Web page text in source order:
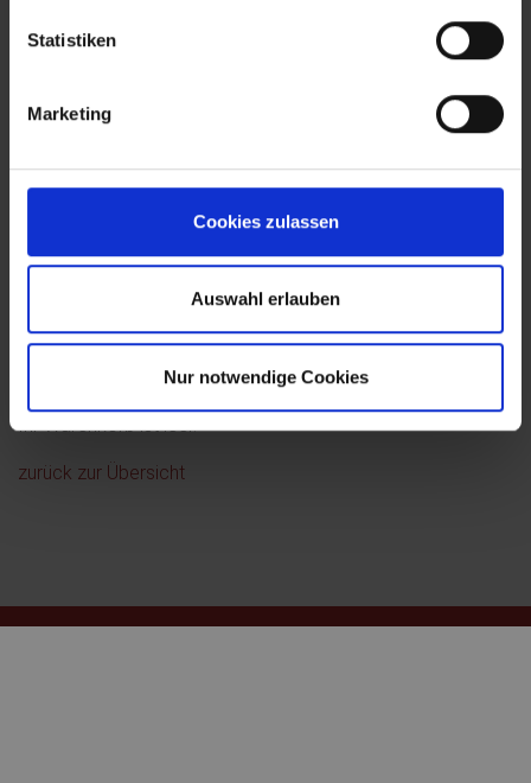
Statistiken
Marketing
Cookies zulassen
Auswahl erlauben
Nur notwendige Cookies
Warenkorb
Ihr Warenkorb ist leer.
zurück zur Übersicht